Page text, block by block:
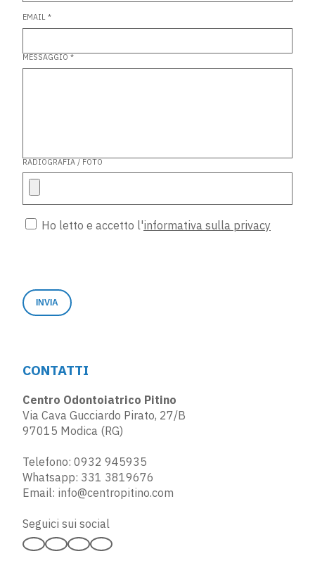
EMAIL *
MESSAGGIO *
RADIOGRAFIA / FOTO
Ho letto e accetto l'informativa sulla privacy
CONTATTI
Centro Odontoiatrico Pitino
Via Cava Gucciardo Pirato, 27/B
97015 Modica (RG)
Telefono: 0932 945935
Whatsapp: 331 3819676
Email: info@centropitino.com
Seguici sui social